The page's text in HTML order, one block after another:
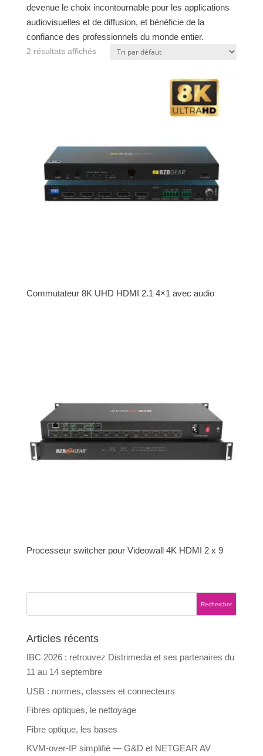
devenue le choix incontournable pour les applications
audiovisuelles et de diffusion, et bénéficie de la
confiance des professionnels du monde entier.
2 résultats affichés
Commutateur 8K UHD HDMI 2.1 4×1 avec audio
Processeur switcher pour Videowall 4K HDMI 2 x 9
Articles récents
IBC 2026 : retrouvez Distrimedia et ses partenaires du
11 au 14 septembre
USB : normes, classes et connecteurs
Fibres optiques, le nettoyage
Fibre optique, les bases
KVM-over-IP simplifié — G&D et NETGEAR AV